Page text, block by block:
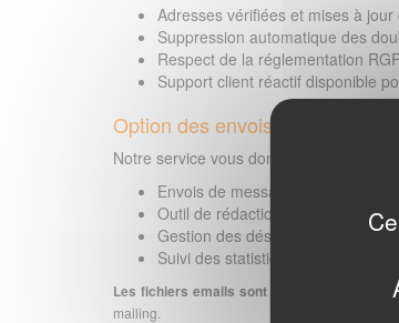
Adresses vérifiées et mises à
Suppression automatique des
Respect de la réglementation
Support client réactif disponible
Option des envois inclus :
Notre service vous donne accès :
Envois de messages à toutes les
Outil de rédaction et envoi de
Gestion des désinscriptions
Suivi des statistiques (ouvertures,
Les fichiers emails sont préparés à la
mailing.